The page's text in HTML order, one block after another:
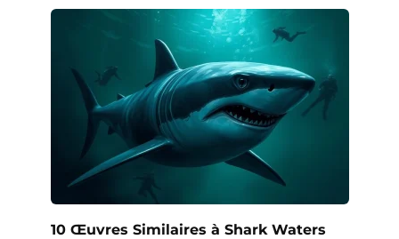
10 Œuvres Similaires à Shark Waters